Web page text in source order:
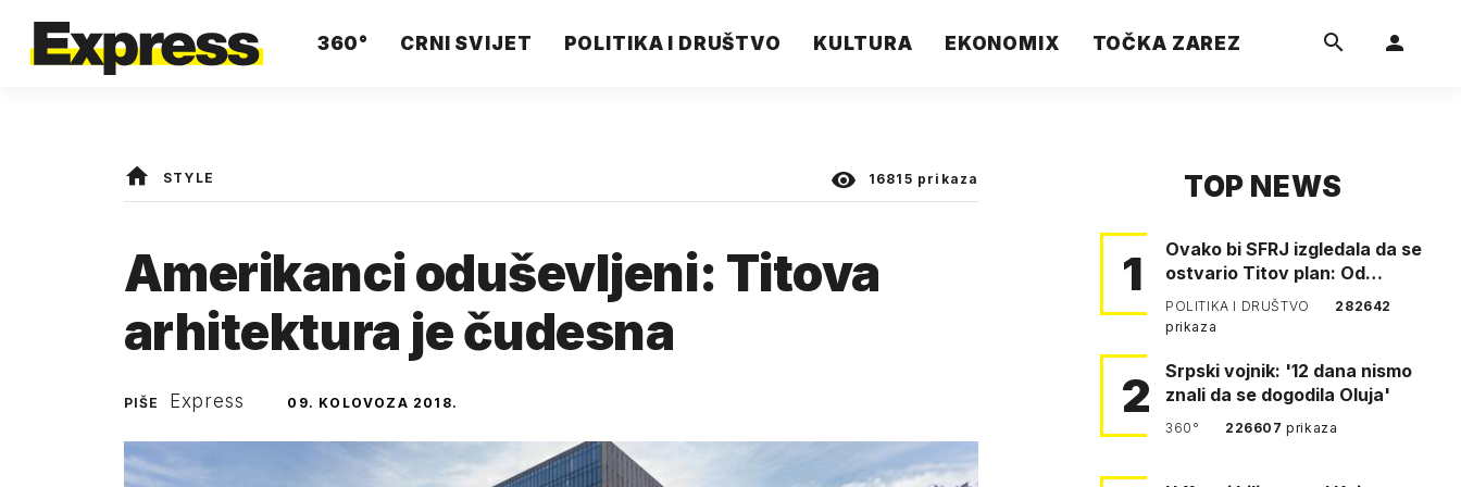
360° CRNI SVIJET POLITIKA I DRUŠTVO KULTURA EKONOMIX TOČKA ZAREZ
STYLE 16815 prikaza
Amerikanci oduševljeni: Titova
arhitektura je čudesna
PIŠE Express 09. KOLOVOZA 2018.
TOP NEWS
1
Ovako bi SFRJ izgledala da se
ostvario Titov plan: Od
Klagenfurta do Istanbula!
POLITIKA I DRUŠTVO
282642
prikaza
2
Srpski vojnik: '12 dana nismo
znali da se dogodila Oluja'
360° 226607prikaza